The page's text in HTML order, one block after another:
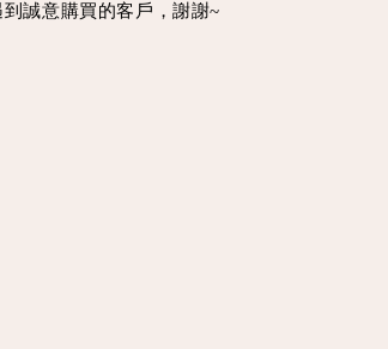
誠意購買的客戶，謝謝~